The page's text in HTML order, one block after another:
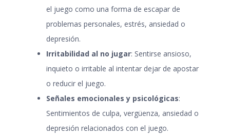
el juego como una forma de escapar de
problemas personales, estrés, ansiedad o
depresión.
Irritabilidad al no jugar: Sentirse ansioso,
inquieto o irritable al intentar dejar de apostar
o reducir el juego.
Señales emocionales y psicológicas:
Sentimientos de culpa, vergüenza, ansiedad o
depresión relacionados con el juego.